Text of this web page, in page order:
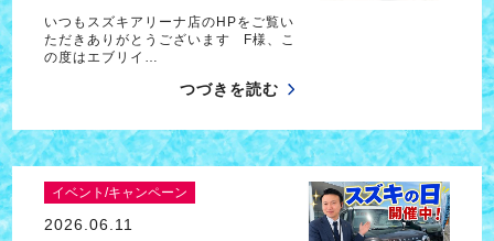
いつもスズキアリーナ店のHPをご覧い
ただきありがとうございます F様、こ
の度はエブリイ…
つづきを読む
イベント/キャンペーン
2026.06.11